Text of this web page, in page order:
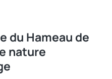
du Hameau de
nature